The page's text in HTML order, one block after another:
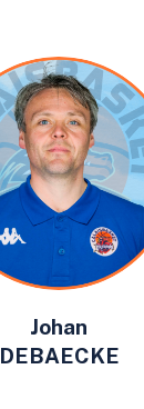
Johan
DEBAECKE